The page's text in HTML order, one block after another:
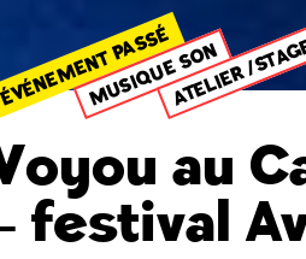
PASSÉ
MUSIQUE SON
ATELIER /
au
festival